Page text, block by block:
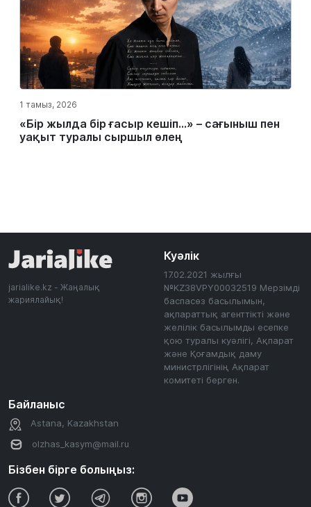
1 тамыз, 2026
«Бір жылда бір ғасыр кешіп…» – сағыныш пен
уақыт туралы сыршыл өлең
jarialike.kz - Жаңалық
жариялайық!
Куәлік
17.02.2021 жылғы
№KZ38VPY00032519 Мерзімді
баспасөз басылымын,
ақпараттық агенттікті және
желілік басылымды есепке
қою туралы куәлігі, Ақпарат
және Қоғамдық даму
министрлігінің Ақпарат
комитеті берген.
Байланыс
Astana, Kazakhstan
olzhas_kasym@mail.ru
Бізбен бірге болыңыз: